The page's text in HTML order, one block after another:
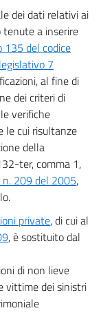
dei dati relativi ai
tenute a inserire
135 del codice
7
al fine di
dei criteri di
verifiche
le cui risultanze
della
ter, comma 1,
209 del 2005,
private, di cui al
, è sostituito dal
di non lieve
vittime dei sinistri